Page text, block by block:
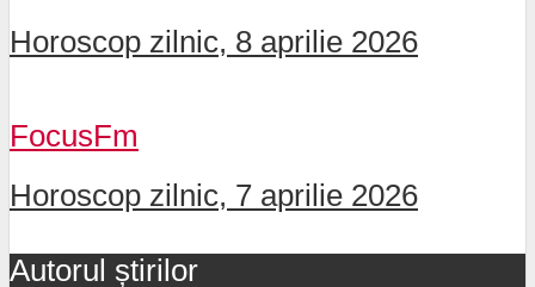
Horoscop zilnic, 8 aprilie 2026
FocusFm
Horoscop zilnic, 7 aprilie 2026
Autorul știrilor